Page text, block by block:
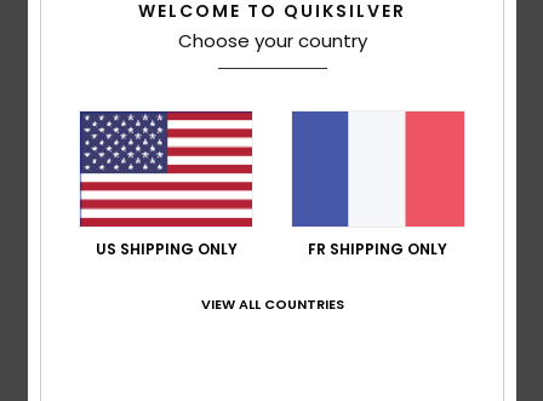
5/5
18 mars 2026
Article soldé à 70%
Confort: 5/5 Rapport qualité / prix
parfaiteMatière: 5/5 Coloris
Je recommande ce produit
5/5
WELCOME TO QUIKSILVER
Choose your country
US SHIPPING ONLY FR SHIPPING ONLY
VIEW ALL COUNTRIES